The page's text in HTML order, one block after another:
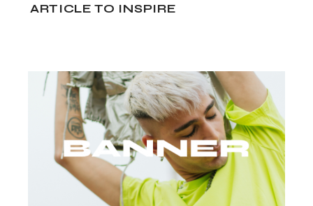
ARTICLE TO INSPIRE